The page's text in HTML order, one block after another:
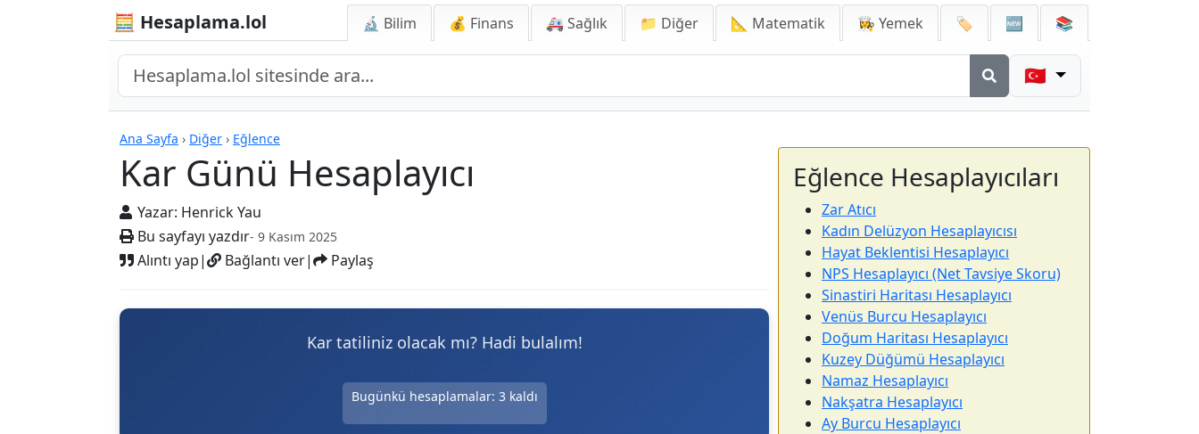
🧮 Hesaplama.lol 🔬 Bilim 💰 Finans 🚑 Sağlık 📁 Diğer 📐 Matematik 👩‍🍳 Yemek 🏷️ 🆕 📚
🇹🇷
Ana Sayfa › Diğer › Eğlence
Kar Günü Hesaplayıcı
Yazar: Henrick Yau
Bu sayfayı yazdır- 9 Kasım 2025
Alıntı yap| Bağlantı ver| Paylaş
Hesap Makineleri
Kar tatiliniz olacak mı? Hadi bulalım!
Bugünkü hesaplamalar: 3 kaldı
Eğlence Hesaplayıcıları
Zar Atıcı
Kadın Delüzyon Hesaplayıcısı
Hayat Beklentisi Hesaplayıcı
NPS Hesaplayıcı (Net Tavsiye Skoru)
Sinastiri Haritası Hesaplayıcı
Venüs Burcu Hesaplayıcı
Doğum Haritası Hesaplayıcı
Kuzey Düğümü Hesaplayıcı
Namaz Hesaplayıcı
Nakşatra Hesaplayıcı
Ay Burcu Hesaplayıcı